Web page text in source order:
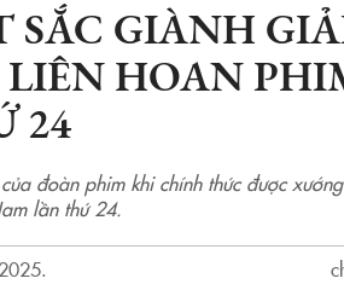
GIÀNH
LIÊN HOAN
24
đoàn phim khi chính thức được
lần thứ 24.